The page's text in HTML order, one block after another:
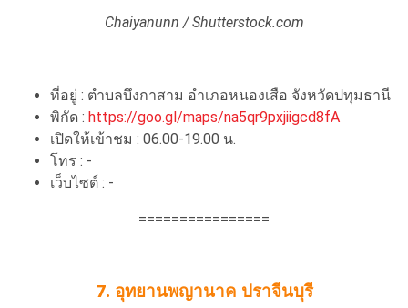
Chaiyanunn / Shutterstock.com
ที่อยู่ : ตำบลบึงกาสาม อำเภอหนองเสือ จังหวัดปทุมธานี
พิกัด : https://goo.gl/maps/na5qr9pxjiigcd8fA
เปิดให้เข้าชม : 06.00-19.00 น.
โทร : -
เว็บไซต์ : -
================
7. อุทยานพญานาค ปราจีนบุรี